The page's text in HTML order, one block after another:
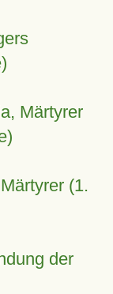
Märtyrer
(1.
der